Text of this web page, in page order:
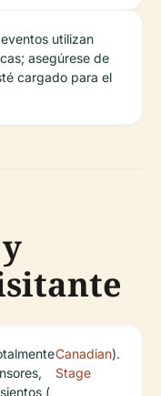
utilizan
asegúrese de
cargado para el
(
Canadian
Stage
).